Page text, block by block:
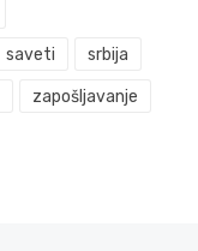
saveti srbija
zapošljavanje